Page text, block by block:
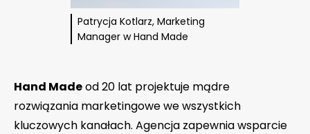
Patrycja Kotlarz, Marketing
Manager w Hand Made
Hand Madeod 20 lat projektuje mądre
rozwiązania marketingowe we wszystkich
kluczowych kanałach. Agencja zapewnia wsparcie